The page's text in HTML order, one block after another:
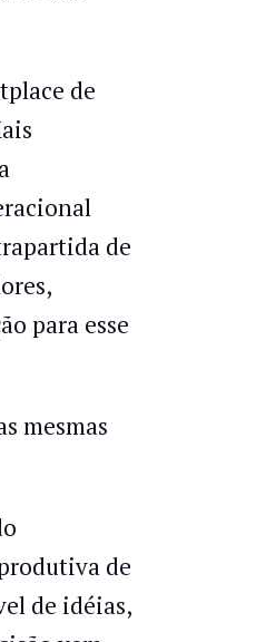
de
de
para esse
mesmas
de
de idéias,